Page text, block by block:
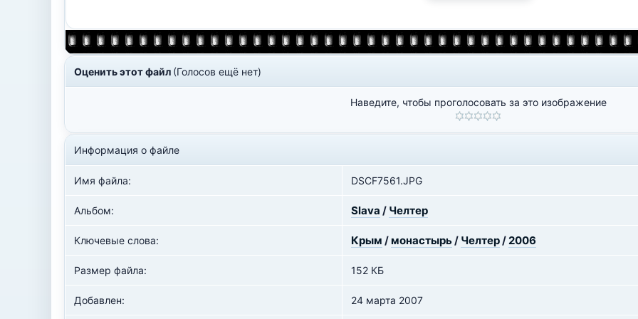
Оценить этот файл (Голосов ещё нет)
Наведите, чтобы проголосовать за это изображение
Информация о файле
Имя файла: DSCF7561.JPG
Альбом: Slava / Челтер
Ключевые слова: Крым /монастырь/ Челтер/2006
Размер файла: 152 КБ
Добавлен: 24 марта 2007